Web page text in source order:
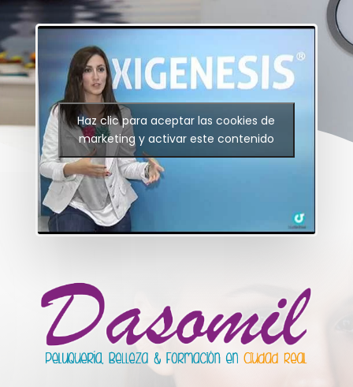
Haz clic para aceptar las cookies de
marketing y activar este contenido